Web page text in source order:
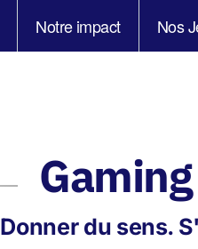
Notre impact Nos
Donner du sens.